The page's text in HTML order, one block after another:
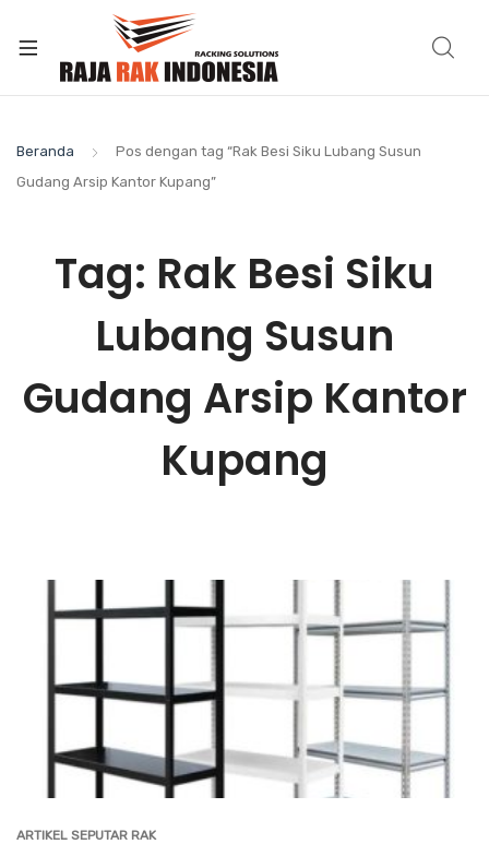
Beranda
Pos dengan tag “Rak Besi Siku Lubang Susun
Gudang Arsip Kantor Kupang”
Tag: Rak Besi Siku
Lubang Susun
Gudang Arsip Kantor
Kupang
ARTIKEL SEPUTAR RAK